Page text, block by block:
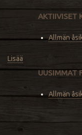
Lisää
AKTIIVISET
Allmän
UUSIMMAT
Allmän